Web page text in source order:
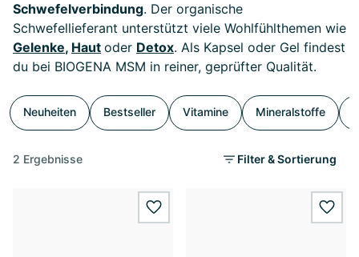
Schwefelverbindung. Der organische
Schwefellieferant unterstützt viele Wohlfühlthemen wie
Gelenke, Haut oder Detox. Als Kapsel oder Gel findest
du bei BIOGENA MSM in reiner, geprüfter Qualität.
Neuheiten Bestseller Vitamine Mineralstoffe
2 Ergebnisse Filter & Sortierung
wishlist.add